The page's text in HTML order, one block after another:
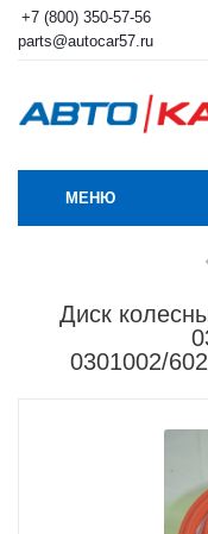
+7 (800) 350-57-56
parts@autocar57.ru
МЕНЮ
Диск
0301002/